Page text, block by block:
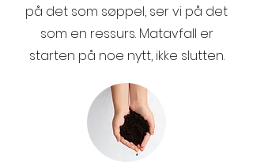
på det som søppel, ser vi på det
som en ressurs. Matavfall er
starten på noe nytt, ikke slutten.